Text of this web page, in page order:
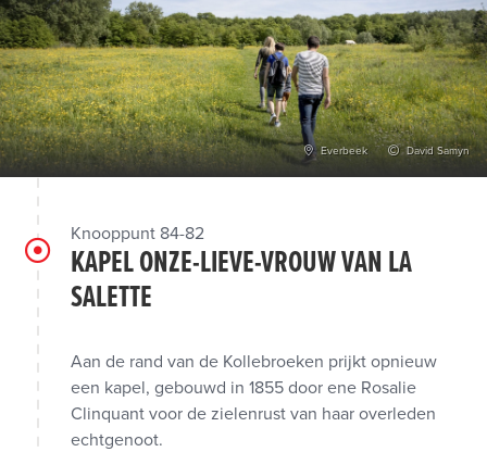
Everbeek David Samyn
Knooppunt 84-82
KAPEL ONZE-LIEVE-VROUW VAN LA
SALETTE
Aan de rand van de Kollebroeken prijkt opnieuw
een kapel, gebouwd in 1855 door ene Rosalie
Clinquant voor de zielenrust van haar overleden
echtgenoot.